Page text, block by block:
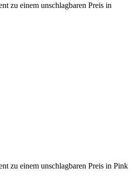
zu einem unschlagbaren Preis in
zu einem unschlagbaren Preis in Pink